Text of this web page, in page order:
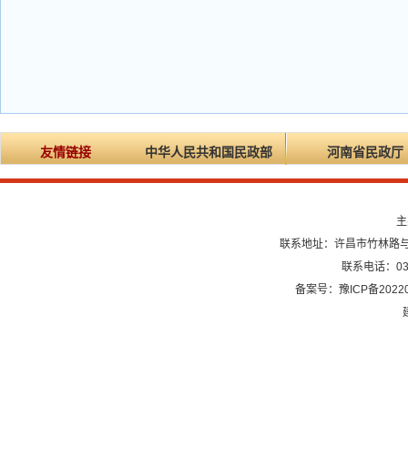
友情链接 中华人民共和国民政部 河南省民政厅
联系地址：许昌市竹林路
联系电话：
备案号：豫ICP备
建